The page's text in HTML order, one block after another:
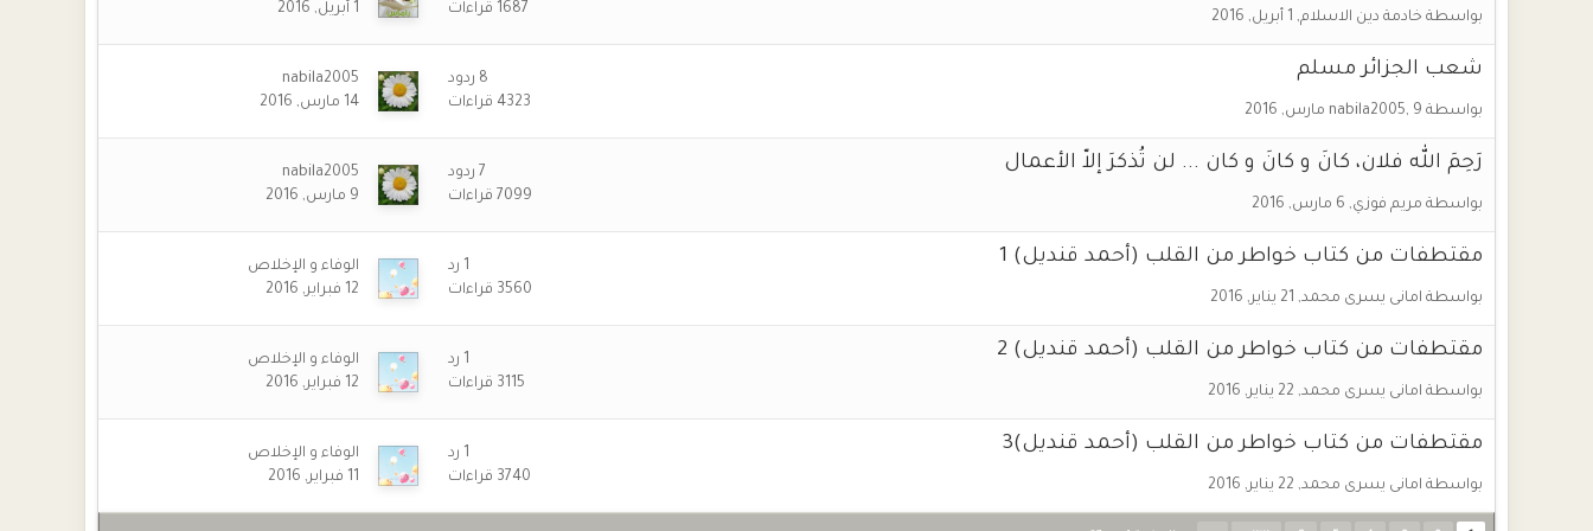
بواسطة خادمة دين الاسلام, 1 أبريل, 2016 1687 قراءات 1 أبريل, 2016
شعب الجزائر مسلم
بواسطة nabila2005, 9 مارس, 2016
8 ردود
4323 قراءات
nabila2005
14 مارس, 2016
رَحِمَ الله فلان، كانَ و كانَ و كان ... لن تُذكرَ إلاّ الأعمال
بواسطة مريم فوزي, 6 مارس, 2016
7 ردود
7099 قراءات
nabila2005
9 مارس, 2016
مقتطفات من ‏كتاب خواطر من القلب‬ (‏أحمد قنديل‬) 1
بواسطة امانى يسرى محمد, 21 يناير, 2016
1 رد
3560 قراءات
الوفاء و الإخلاص
12 فبراير, 2016
مقتطفات من ‏كتاب خواطر من القلب‬ (‏أحمد قنديل‬) 2
بواسطة امانى يسرى محمد, 22 يناير, 2016
1 رد
3115 قراءات
الوفاء و الإخلاص
12 فبراير, 2016
مقتطفات من ‏كتاب خواطر من القلب‬ (‏أحمد قنديل‬)3
بواسطة امانى يسرى محمد, 22 يناير, 2016
1 رد
3740 قراءات
الوفاء و الإخلاص
11 فبراير, 2016